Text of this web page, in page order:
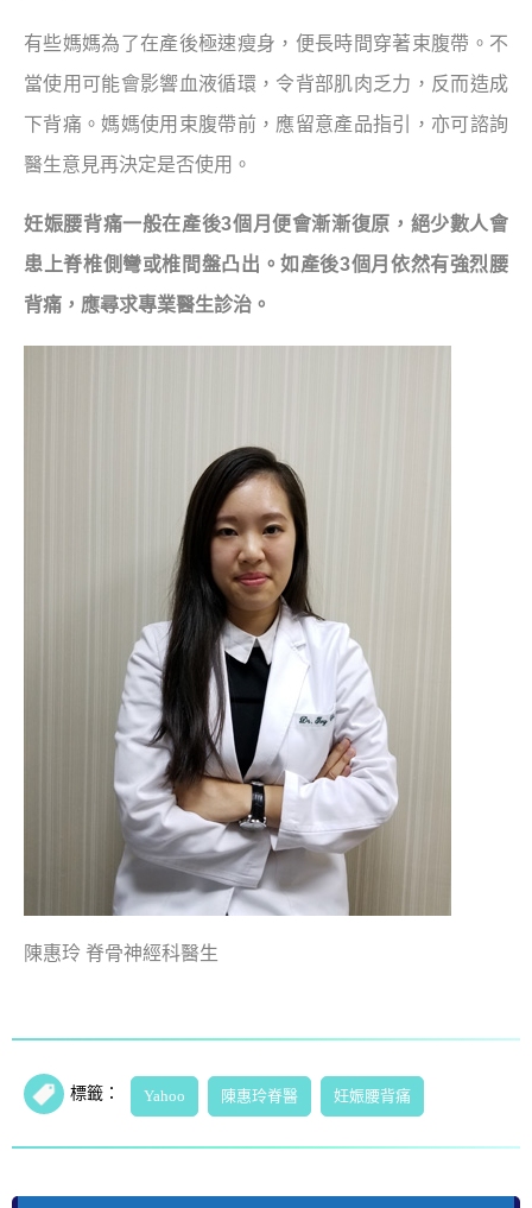
有些媽媽為了在產後極速瘦身，便長時間穿著束腹帶。不
當使用可能會影響血液循環，令背部肌肉乏力，反而造成
下背痛。媽媽使用束腹帶前，應留意產品指引，亦可諮詢
醫生意見再決定是否使用。
妊娠腰背痛一般在產後3個月便會漸漸復原，絕少數人會
患上脊椎側彎或椎間盤凸出。如產後3個月依然有強烈腰
背痛，應尋求專業醫生診治。
陳惠玲 脊骨神經科醫生
標籤： Yahoo 陳惠玲脊醫 妊娠腰背痛